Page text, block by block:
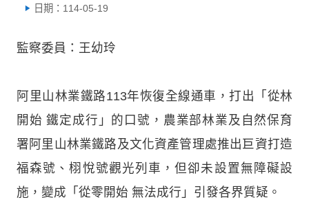
日期：114-05-19
監察委員：王幼玲
阿里山林業鐵路113年恢復全線通車，打出「從林
開始 鐵定成行」的口號，農業部林業及自然保育
署阿里山林業鐵路及文化資產管理處推出巨資打造
福森號、栩悅號觀光列車，但卻未設置無障礙設
施，變成「從零開始 無法成行」引發各界質疑。